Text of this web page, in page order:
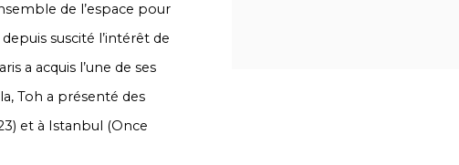
de l’espace pour
suscité l’intérêt de
a acquis l’une de ses
Toh a présenté des
et à Istanbul (Once